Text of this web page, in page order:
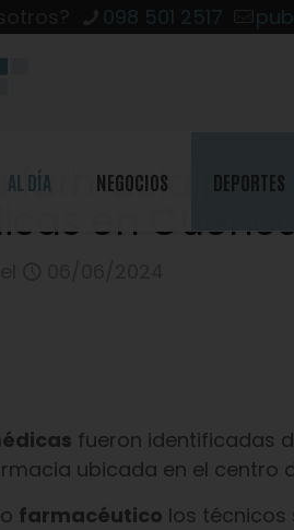
098 501 2517
AL DÍA NEGOCIOS DEPORTES
farmacia por
en
fueron identificadas
ubicada en el centro
farmacéutico los técnicos